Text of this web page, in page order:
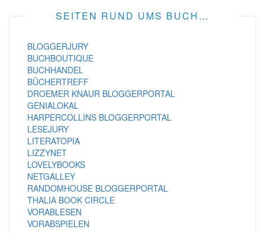
SEITEN RUND UMS BUCH…
BLOGGERJURY
BUCHBOUTIQUE
BUCHHANDEL
BÜCHERTREFF
DROEMER KNAUR BLOGGERPORTAL
GENIALOKAL
HARPERCOLLINS BLOGGERPORTAL
LESEJURY
LITERATOPIA
LIZZYNET
LOVELYBOOKS
NETGALLEY
RANDOMHOUSE BLOGGERPORTAL
THALIA BOOK CIRCLE
VORABLESEN
VORABSPIELEN